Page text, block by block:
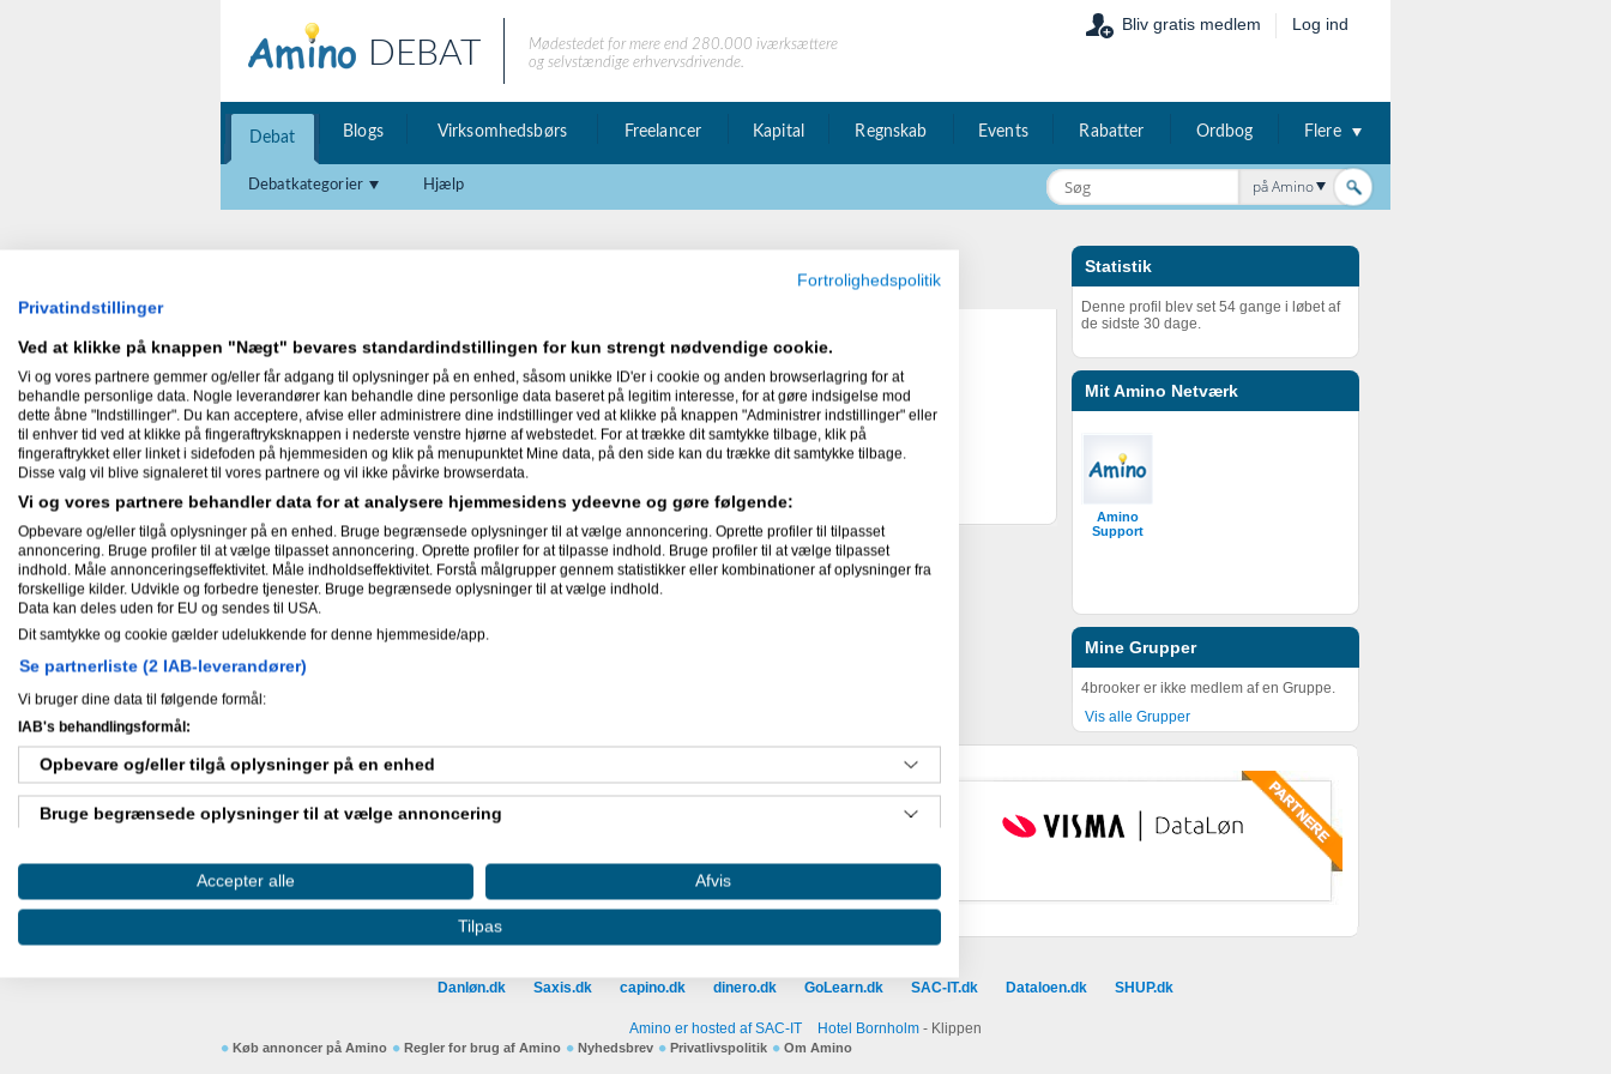
DEBAT
Mødestedet for mere end 280.000 iværksættere
og selvstændige erhvervsdrivende.
Bliv gratis medlem Log ind
Debat Blogs Virksomhedsbørs Freelancer Kapital Regnskab Events Rabatter Ordbog Flere
Debatkategorier Hjælp på Amino
Statistik
Denne profil blev set 54 gange i løbet af
de sidste 30 dage.
Mit Amino Netværk
Amino
Support
Mine Grupper
4brooker er ikke medlem af en Gruppe.
Vis alle Grupper
Dunna
Danløn.dk
Saxis.dk capino.dk dinero.dk GoLearn.dk SAC-IT.dk Dataloen.dk SHUP.dk
Amino er hosted af SAC-IT Hotel Bornholm - Klippen
Køb annoncer på Amino Regler for brug af Amino Nyhedsbrev Privatlivspolitik Om Amino
Fortrolighedspolitik
Privatindstillinger
Ved at klikke på knappen "Nægt" bevares standardindstillingen for kun strengt nødvendige cookie.
Vi og vores partnere gemmer og/eller får adgang til oplysninger på en enhed, såsom unikke ID'er i cookie og anden browserlagring for at
behandle personlige data. Nogle leverandører kan behandle dine personlige data baseret på legitim interesse, for at gøre indsigelse mod
dette åbne "Indstillinger". Du kan acceptere, afvise eller administrere dine indstillinger ved at klikke på knappen "Administrer indstillinger" eller
til enhver tid ved at klikke på fingeraftryksknappen i nederste venstre hjørne af webstedet. For at trække dit samtykke tilbage, klik på
fingeraftrykket eller linket i sidefoden på hjemmesiden og klik på menupunktet Mine data, på den side kan du trække dit samtykke tilbage.
Disse valg vil blive signaleret til vores partnere og vil ikke påvirke browserdata.
Vi og vores partnere behandler data for at analysere hjemmesidens ydeevne og gøre følgende:
Opbevare og/eller tilgå oplysninger på en enhed. Bruge begrænsede oplysninger til at vælge annoncering. Oprette profiler til tilpasset
annoncering. Bruge profiler til at vælge tilpasset annoncering. Oprette profiler for at tilpasse indhold. Bruge profiler til at vælge tilpasset
indhold. Måle annonceringseffektivitet. Måle indholdseffektivitet. Forstå målgrupper gennem statistikker eller kombinationer af oplysninger fra
forskellige kilder. Udvikle og forbedre tjenester. Bruge begrænsede oplysninger til at vælge indhold.
Data kan deles uden for EU og sendes til USA.
Dit samtykke og cookie gælder udelukkende for denne hjemmeside/app.
Se partnerliste (2 IAB-leverandører)
Vi bruger dine data til følgende formål:
IAB's behandlingsformål:
Opbevare og/eller tilgå oplysninger på en enhed
Bruge begrænsede oplysninger til at vælge annoncering
Oprette profiler til tilpasset annoncering
Bruge profiler til at vælge tilpasset annoncering
Måle annonceringseffektivitet
Accepter alle Afvis
Tilpas